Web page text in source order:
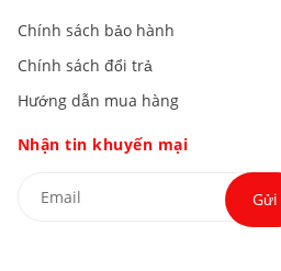
Chính sách bảo hành
Chính sách đổi trả
Hướng dẫn mua hàng
Nhận tin khuyến mại
Gửi